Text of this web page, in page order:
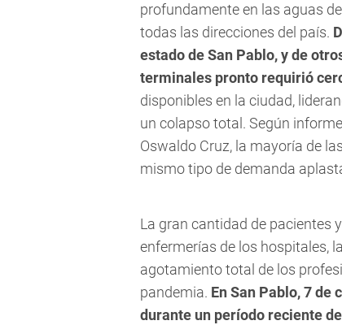
profundamente en las aguas
todas las direcciones del país.
estado de San Pablo, y de
terminales pronto requirió
disponibles en la ciudad,
un colapso total. Según
Oswaldo Cruz, la mayoría de
mismo tipo de demanda
La gran cantidad de pacientes
enfermerías de los hospitales,
agotamiento total de los
pandemia. En San Pablo, 7 de
durante un período reciente